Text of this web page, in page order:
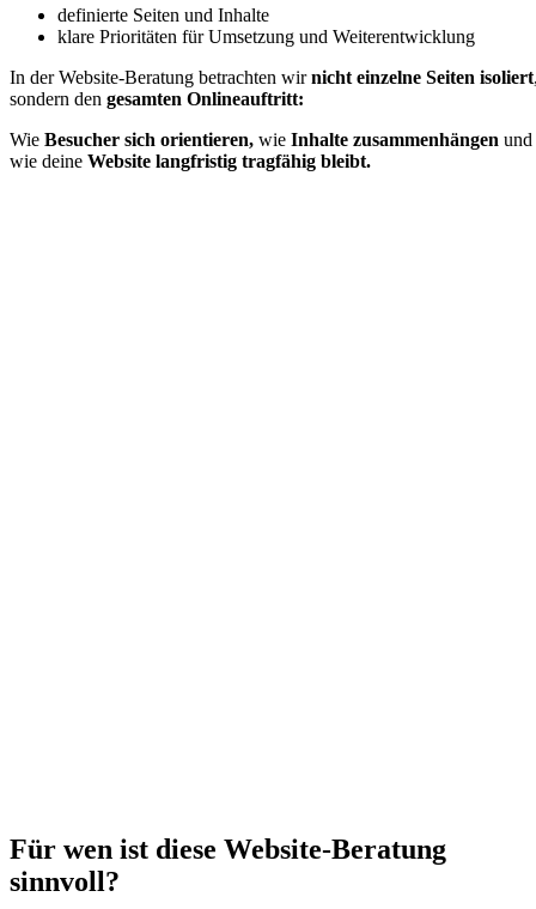
definierte Seiten und Inhalte
klare Prioritäten für Umsetzung und Weiterentwicklung
In der Website-Beratung betrachten wirnicht einzelne Seiten isoliert
sondern den gesamten Onlineauftritt:
Wie Besucher sich orientieren, wie Inhalte zusammenhängen und
wie deine Website langfristig tragfähig bleibt.
Für wen ist diese Website-Beratung
sinnvoll?